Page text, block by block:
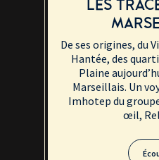
LES
De ses origines, du
Hantée, des
Plaine
Marseillais. Un
Imhotep du
œil,